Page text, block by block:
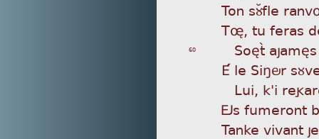
Ton sùÂfle
Tø, tu feras
60 Soètã
É le Siñör
Lui, k'i
Ös fumeront
Tanke vivant